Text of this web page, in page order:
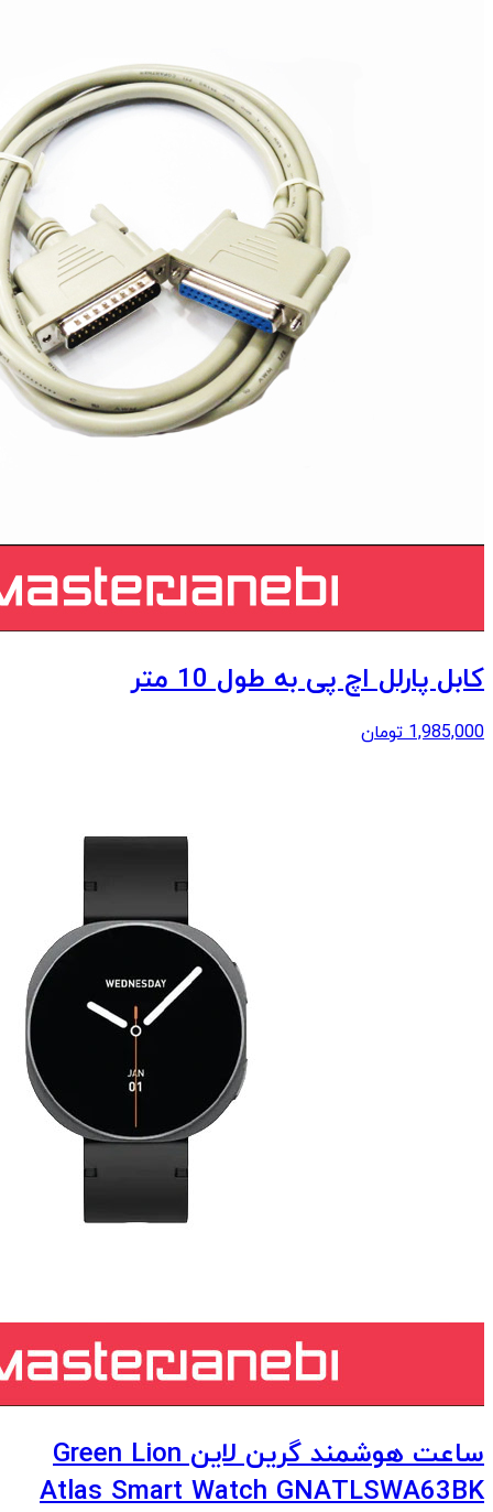
کابل پارلل اچ پی به طول 10 متر
1,985,000 تومان
ساعت هوشمند گرین لاین Green Lion
Atlas Smart Watch GNATLSWA63BK